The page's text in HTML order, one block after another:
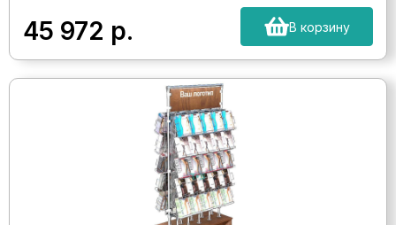
45 972 р. В корзину